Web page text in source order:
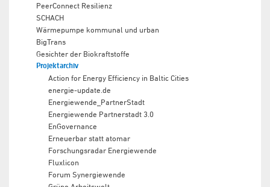
PeerConnect Resilienz
SCHACH
Wärmepumpe kommunal und urban
BigTrans
Gesichter der Biokraftstoffe
Projektarchiv
Action for Energy Efficiency in Baltic Cities
energie-update.de
Energiewende_PartnerStadt
Energiewende Partnerstadt 3.0
EnGovernance
Erneuerbar statt atomar
Forschungsradar Energiewende
Fluxlicon
Forum Synergiewende